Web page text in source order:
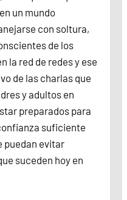
un mundo
con soltura,
de los
la red de redes y ese
de las charlas que
y adultos en
preparados para
suficiente
puedan evitar
suceden hoy en